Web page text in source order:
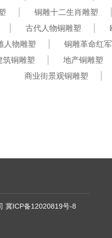
铜雕十二生肖雕塑
古代人物铜雕塑
人物雕塑 铜雕革命红
筑铜雕塑 地产铜雕塑
商业街景观铜雕塑
冀ICP备12020819号-8